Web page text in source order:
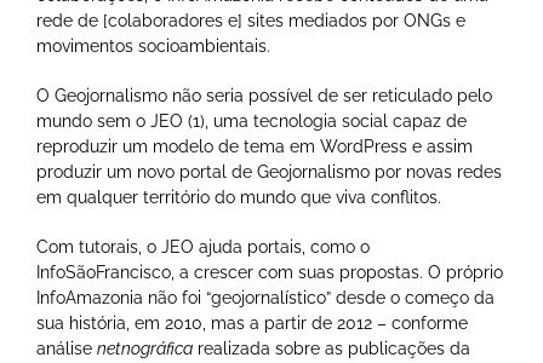
rede de [colaboradores e] sites mediados por ONGs e
movimentos socioambientais.
O Geojornalismo não seria possível de ser reticulado pelo
mundo sem o JEO (1), uma tecnologia social capaz de
reproduzir um modelo de tema em WordPress e assim
produzir um novo portal de Geojornalismo por novas redes
em qualquer território do mundo que viva conflitos.
Com tutorais, o JEO ajuda portais, como o
InfoSãoFrancisco, a crescer com suas propostas. O próprio
InfoAmazonia não foi “geojornalístico” desde o começo da
sua história, em 2010, mas a partir de 2012 – conforme
análise netnográfica realizada sobre as publicações da